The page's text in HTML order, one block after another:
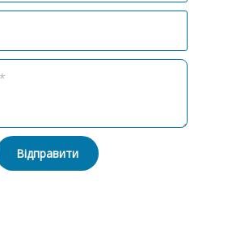
Відправити